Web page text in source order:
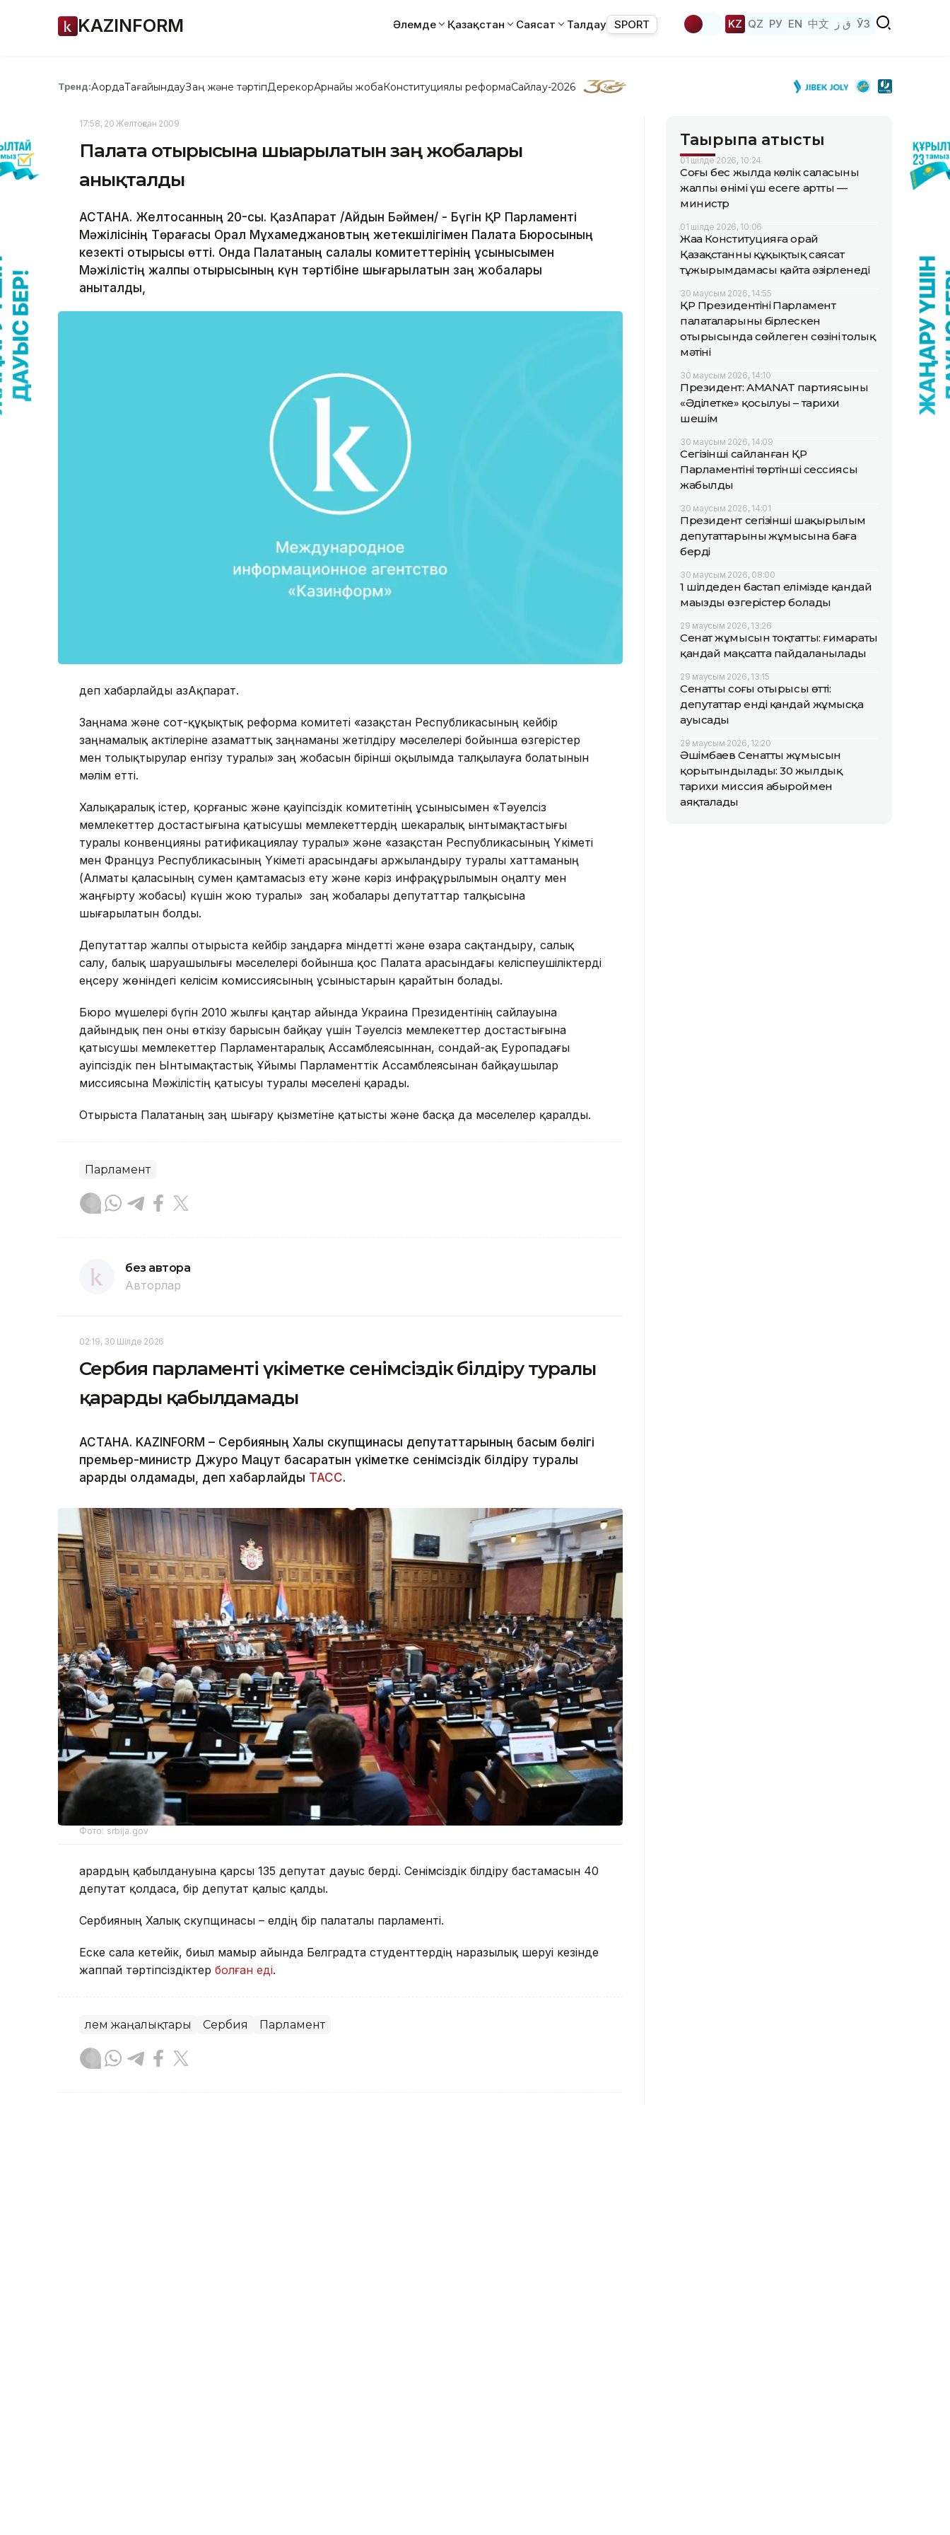
KAZINFORM Әлемде Қазақстан Саясат Талдау SPORT KZ QZ РУ EN 中文 ق ز ЎЗ
Тренд:АқордаТағайындауЗаң және тәртіпДерекқорАрнайы жобаКонституциялық реформаСайлау-2026
17:58, 20 Желтоқсан 2009
Палата отырысына шығарылатын заң жобалары
анықталды
АСТАНА. Желтоқсанның 20-сы. ҚазАқпарат /Айдын Бәймен/ - Бүгін ҚР Парламенті
Мәжілісінің Төрағасы Орал Мұхамеджановтың жетекшілігімен Палата Бюросының
кезекті отырысы өтті. Онда Палатаның салалық комитеттерінің ұсынысымен
Мәжілістің жалпы отырысының күн тәртібіне шығарылатын заң жобалары
анықталды,
деп хабарлайды ҚазАқпарат.
Заңнама және сот-құқықтық реформа комитеті «Қазақстан Республикасының кейбір
заңнамалық актілеріне азаматтық заңнаманы жетілдіру мәселелері бойынша өзгерістер
мен толықтырулар енгізу туралы» заң жобасын бірінші оқылымда талқылауға болатынын
мәлім етті.
Халықаралық істер, қорғаныс және қауіпсіздік комитетінің ұсынысымен «Тәуелсіз
мемлекеттер достастығына қатысушы мемлекеттердің шекаралық ынтымақтастығы
туралы конвенцияны ратификациялау туралы» және «Қазақстан Республикасының Yкiметi
мен Француз Республикасының Yкiметi арасындағы Қаржыландыру туралы хаттаманың
(Алматы қаласының сумен қамтамасыз ету және кәрiз инфрақұрылымын оңалту мен
жаңғырту жобасы) күшін жою туралы» заң жобалары депутаттар талқысына
шығарылатын болды.
Депутаттар жалпы отырыста кейбір заңдарға міндетті және өзара сақтандыру, салық
салу, балық шаруашылығы мәселелері бойынша қос Палата арасындағы келіспеушіліктерді
еңсеру жөніндегі келісім комиссиясының ұсыныстарын қарайтын болады.
Бюро мүшелері бүгін 2010 жылғы қаңтар айында Украина Президентінің сайлауына
дайындық пен оны өткізу барысын байқау үшін Тәуелсіз мемлекеттер достастығына
қатысушы мемлекеттер Парламентаралық Ассамблеясыннан, сондай-ақ Еуропадағы
Қауіпсіздік пен Ынтымақтастық Ұйымы Парламенттік Ассамблеясынан байқаушылар
миссиясына Мәжілістің қатысуы туралы мәселені қарады.
Отырыста Палатаның заң шығару қызметіне қатысты және басқа да мәселелер қаралды.
Парламент
без автора
Авторлар
02:19, 30 Шілде 2026
Сербия парламенті үкіметке сенімсіздік білдіру туралы
қарарды қабылдамады
АСТАНА. KAZINFORM – Сербияның Халық скупщинасы депутаттарының басым бөлігі
премьер-министр Джуро Мацут басқаратын үкіметке сенімсіздік білдіру туралы
қарарды қолдамады, деп хабарлайды ТАСС.
Фото: srbija.gov
Қарардың қабылдануына қарсы 135 депутат дауыс берді. Сенімсіздік білдіру бастамасын 40
депутат қолдаса, бір депутат қалыс қалды.
Сербияның Халық скупщинасы – елдің бір палаталы парламенті.
Еске сала кетейік, биыл мамыр айында Белградта студенттердің наразылық шеруі кезінде
жаппай тәртіпсіздіктер болған еді.
Әлем жаңалықтары Сербия Парламент
Тақырыпқа қатысты
01 шілде 2026, 10:24
Соңғы бес жылда көлік саласының
жалпы өнімі үш есеге артты —
министр
01 шілде 2026, 10:06
Жаңа Конституцияға орай
Қазақстанның құқықтық саясат
тұжырымдамасы қайта әзірленеді
30 маусым 2026, 14:55
ҚР Президентінің Парламент
палаталарының бірлескен
отырысында сөйлеген сөзінің толық
мәтіні
30 маусым 2026, 14:10
Президент: AMANAT партиясының
«Әділетке» қосылуы – тарихи
шешім
30 маусым 2026, 14:09
Сегізінші сайланған ҚР
Парламентінің төртінші сессиясы
жабылды
30 маусым 2026, 14:01
Президент сегізінші шақырылым
депутаттарының жұмысына баға
берді
30 маусым 2026, 08:00
1 шілдеден бастап елімізде қандай
маңызды өзгерістер болады
29 маусым 2026, 13:26
Сенат жұмысын тоқтатты: ғимараты
қандай мақсатта пайдаланылады
29 маусым 2026, 13:15
Сенаттың соңғы отырысы өтті:
депутаттар енді қандай жұмысқа
ауысады
29 маусым 2026, 12:20
Әшімбаев Сенаттың жұмысын
қорытындылады: 30 жылдық
тарихи миссия абыроймен
аяқталады